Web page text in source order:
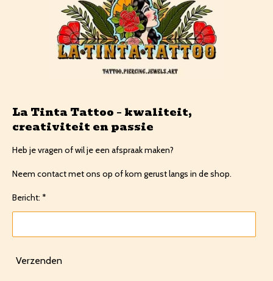
La Tinta Tattoo – kwaliteit,
creativiteit en passie
Heb je vragen of wil je een afspraak maken?
Neem contact met ons op of kom gerust langs in de shop.
Bericht: *
Verzenden